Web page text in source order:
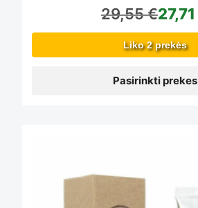
29,55€27,71
Liko 2 prekės
Pasirinkti prekes
options
chosen